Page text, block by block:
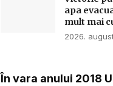
apa
mult mai
2026.
În vara anului 2018